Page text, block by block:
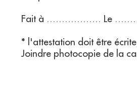
Fait à ……………… Le
* l'attestation doit être
Joindre photocopie de la